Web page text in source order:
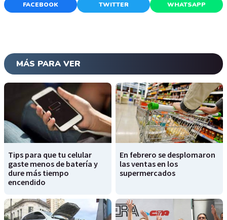
FACEBOOK TWITTER WHATSAPP
MÁS PARA VER
Tips para que tu celular
gaste menos de batería y
dure más tiempo
encendido
En febrero se desplomaron
las ventas en los
supermercados